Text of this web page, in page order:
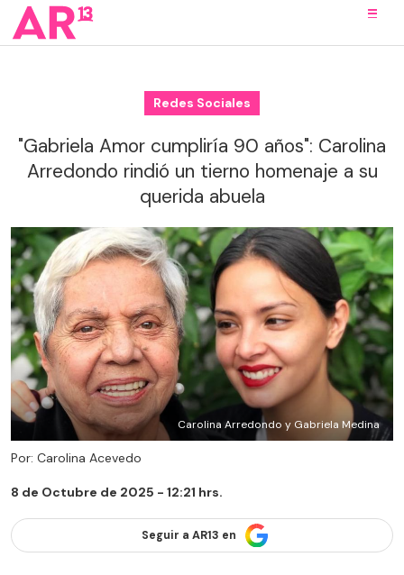
Redes Sociales
"Gabriela Amor cumpliría 90 años": Carolina
Arredondo rindió un tierno homenaje a su
querida abuela
Carolina Arredondo y Gabriela Medina
Por: Carolina Acevedo
8 de Octubre de 2025 - 12:21 hrs.
Seguir a AR13 en